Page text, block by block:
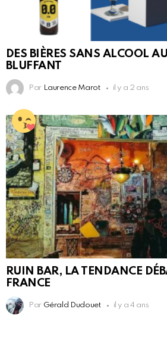
DES BIÈRES SANS ALCOOL
BLUFFANT
Par Laurence Marot il y a 2 ans
RUIN BAR, LA TENDANCE
FRANCE
Par Gérald Dudouet il y a 4 ans